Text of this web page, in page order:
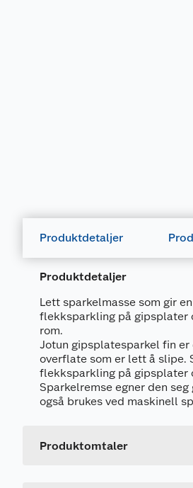
Produktdetaljer
Produktdetaljer
Lett sparkelmasse som gir
flekksparkling på gipsplater
rom.
Jotun gipsplatesparkel fin er
overflate som er lett å slipe.
flekksparkling på gipsplater
Sparkelremse egner den
også brukes ved maskinell
Produktomtaler
Generelt
Leverandørens